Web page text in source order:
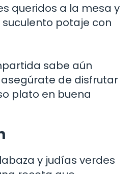
queridos a la mesa y
potaje con
sabe aún
asegúrate de disfrutar
plato en buena
y judías verdes